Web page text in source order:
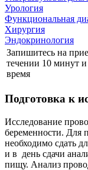
Урология
Функциональная
Хирургия
Эндокринология
Запишитесь на
течении 10 минут
время
Подготовка к
Исследование
беременности. Для
необходимо сдать
и в день сдачи
пищу. Анализ